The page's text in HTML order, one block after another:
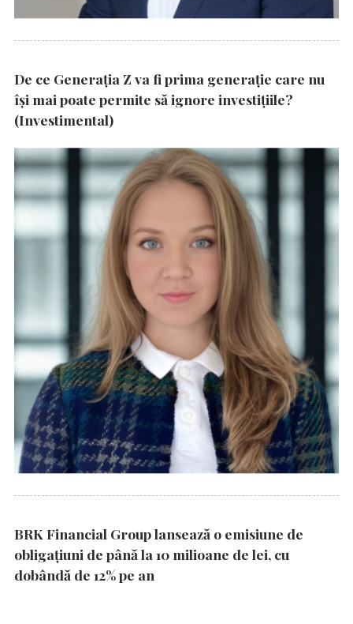
De ce Generația Z va fi prima generație care nu
își mai poate permite să ignore investițiile?
(Investimental)
BRK Financial Group lansează o emisiune de
obligațiuni de până la 10 milioane de lei, cu
dobândă de 12% pe an